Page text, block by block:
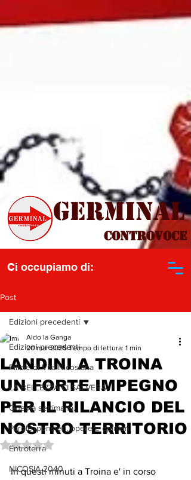
Controvoce
Ci occupiamo di:
Germinal
Post
Edizioni precedenti
Pillole di Vita Nicosiana
LA BELLEZZA CI SALVERA'
Questa settimana...
Parole, pensieri, opere e opinioni
Entroterra
NICOSIA 2040
Edizioni precedenti
LANDINI A TROINA
UN FORTE IMPEGNO
PER IL RILANCIO DEL
NOSTRO TERRITORIO
Aldo la Ganga
20 mar 2025 Tempo di lettura: 1 min
Valutazione NaN stelle su 5.
In questi minuti a Troina e' in corso